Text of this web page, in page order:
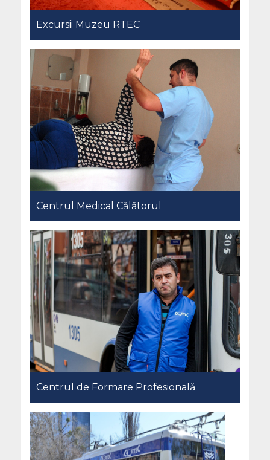
Excursii Muzeu RTEC
Centrul Medical Călătorul
Centrul de Formare Profesională